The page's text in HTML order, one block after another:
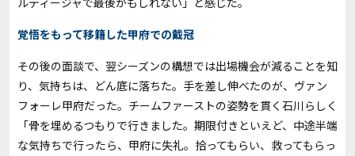
覚悟をもって移籍した甲府での戴冠
その後の面談で、翌シーズンの構想では出場機会が減ることを知
り、気持ちは、どん底に落ちた。手を差し伸べたのが、ヴァン
フォーレ甲府だった。チームファーストの姿勢を貫く石川らしく
「骨を埋めるつもりで行きました。期限付きといえど、中途半端
な気持ちで行ったら、甲府に失礼。拾ってもらい、救ってもらっ